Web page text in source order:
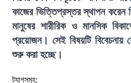
কাজের ভিত্তিপ্রস্তর স্থাপন করেন
মানুষের শারীরিক ও মানসিক
প্রয়োজন। সেই বিষয়টি বিবেচনায়
শুরু করা হচ্ছে।
ট্যাগসমূহ: